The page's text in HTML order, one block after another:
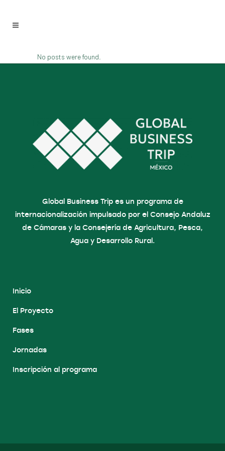
No posts were found.
Global Business Trip es un programa de
internacionalización impulsado por el Consejo Andaluz
de Cámaras y la Consejería de Agricultura, Pesca,
Agua y Desarrollo Rural.
Inicio
El Proyecto
Fases
Jornadas
Inscripción al programa